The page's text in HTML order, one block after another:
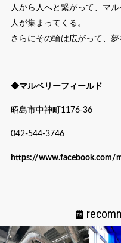
人から人へと繋がって、マ
人が集まってくる。
さらにその輪は広がって、
◆マルベリーフィールド
昭島市中神町1176-36
042-544-3746
https://www.facebook.com/